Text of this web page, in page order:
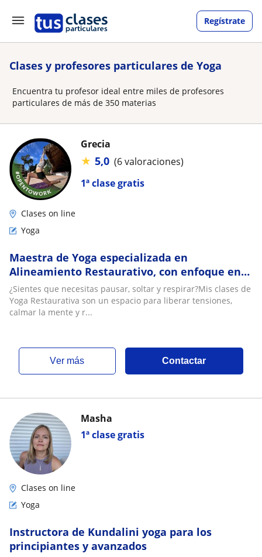
Regístrate
Clases y profesores particulares de Yoga
Encuentra tu profesor ideal entre miles de profesores
particulares de más de 350 materias
1ª clase gratis
Grecia
★ 5,0 (6 valoraciones)
Clases on line
Yoga
Maestra de Yoga especializada en
Alineamiento Restaurativo, con enfoque en
lesiones o padecimientos crónicos
¿Sientes que necesitas pausar, soltar y respirar?Mis clases de
Yoga Restaurativa son un espacio para liberar tensiones,
calmar la mente y r...
ver más Contactar
1ª clase gratis
Masha
Clases on line
Yoga
Instructora de Kundalini yoga para los
principiantes y avanzados